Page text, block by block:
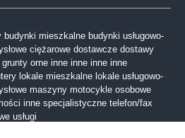
budynki mieszkalne budynki usługowo-
ciężarowe dostawcze dostawy
grunty orne inne inne inne inne
lokale mieszkalne lokale usługowo-
maszyny motocykle osobowe
inne specjalistyczne telefon/fax
usługi